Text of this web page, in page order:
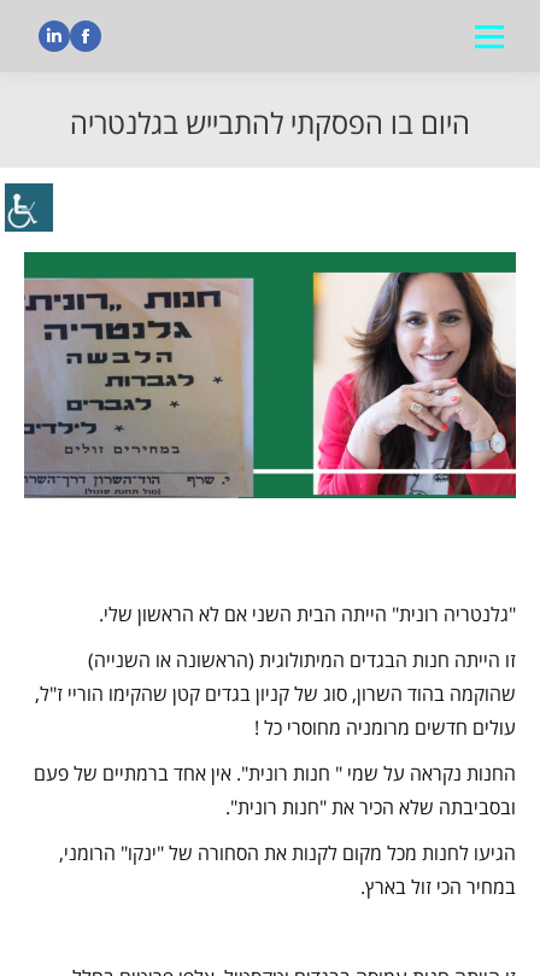
היום בו הפסקתי להתבייש בגלנטריה
"גלנטריה רונית" הייתה הבית השני אם לא הראשון שלי.
זו הייתה חנות הבגדים המיתולוגית (הראשונה או השנייה)
שהוקמה בהוד השרון, סוג של קניון בגדים קטן שהקימו הוריי ז"ל,
עולים חדשים מרומניה מחוסרי כל !
החנות נקראה על שמי " חנות רונית". אין אחד ברמתיים של פעם
ובסביבתה שלא הכיר את "חנות רונית".
הגיעו לחנות מכל מקום לקנות את הסחורה של "ינקו" הרומני,
במחיר הכי זול בארץ.